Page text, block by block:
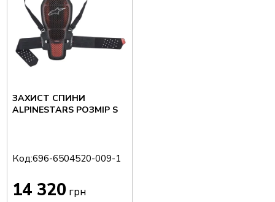
ЗАХИСТ СПИНИ
ALPINESTARS РОЗМІР S
Код:696-6504520-009-1
14 320грн